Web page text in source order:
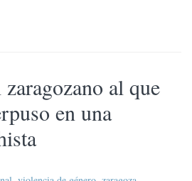
al que
en una